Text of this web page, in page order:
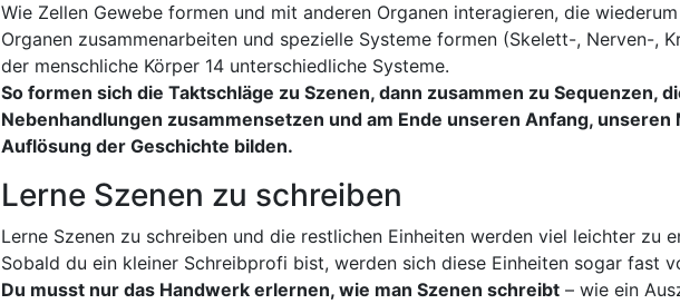
Wie Zellen Gewebe formen und mit anderen Organen interagieren, die
Organen zusammenarbeiten und spezielle Systeme formen (Skelett-, Nerven-,
der menschliche Körper 14 unterschiedliche Systeme.
So formen sich die Taktschläge zu Szenen, dann zusammen zu Sequenzen,
Nebenhandlungen zusammensetzen und am Ende unseren Anfang, unseren
Auflösung der Geschichte bilden.
Lerne Szenen zu schreiben
Lerne Szenen zu schreiben und die restlichen Einheiten werden viel leichter zu
Sobald du ein kleiner Schreibprofi bist, werden sich diese Einheiten sogar fast
Du musst nur das Handwerk erlernen, wie man Szenen schreibt – wie ein